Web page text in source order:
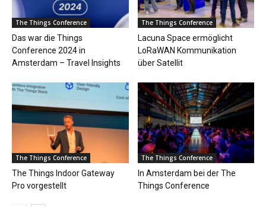
The Things Conference
Das war die Things
Conference 2024 in
Amsterdam – Travel Insights
The Things Conference
Lacuna Space ermöglicht
LoRaWAN Kommunikation
über Satellit
The Things Conference
The Things Indoor Gateway
Pro vorgestellt
The Things Conference
In Amsterdam bei der The
Things Conference